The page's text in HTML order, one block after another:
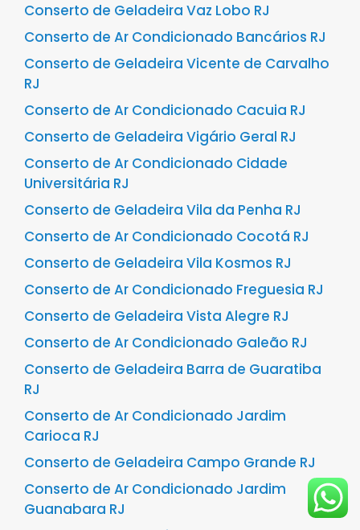
Conserto de Geladeira Vaz Lobo RJ
Conserto de Ar Condicionado Bancários RJ
Conserto de Geladeira Vicente de Carvalho
RJ
Conserto de Ar Condicionado Cacuia RJ
Conserto de Geladeira Vigário Geral RJ
Conserto de Ar Condicionado Cidade
Universitária RJ
Conserto de Geladeira Vila da Penha RJ
Conserto de Ar Condicionado Cocotá RJ
Conserto de Geladeira Vila Kosmos RJ
Conserto de Ar Condicionado Freguesia RJ
Conserto de Geladeira Vista Alegre RJ
Conserto de Ar Condicionado Galeão RJ
Conserto de Geladeira Barra de Guaratiba
RJ
Conserto de Ar Condicionado Jardim
Carioca RJ
Conserto de Geladeira Campo Grande RJ
Conserto de Ar Condicionado Jardim
Guanabara RJ